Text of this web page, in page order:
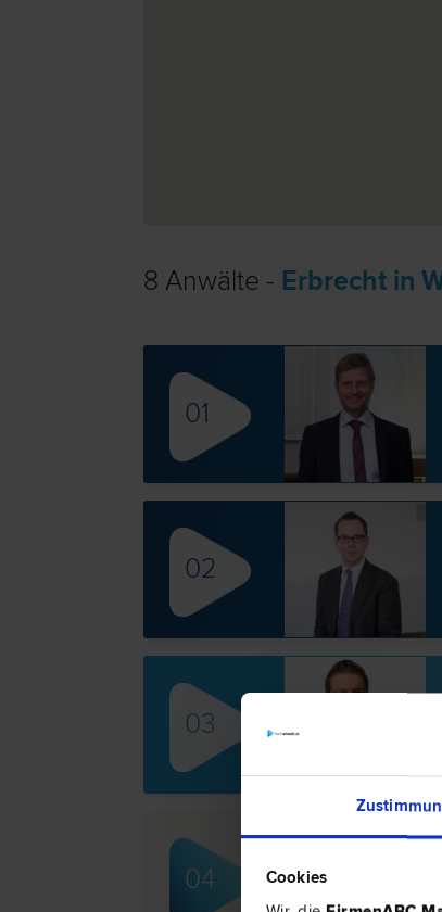
Cookies
8 Anwälte - Erbrecht in
01
02
03
04 Miet­recht | Erb­recht |